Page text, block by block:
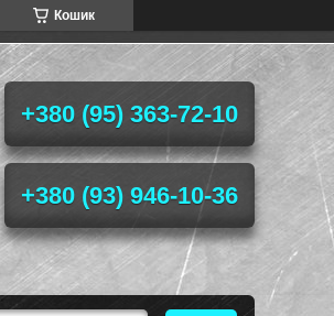
Кошик
+380 (95) 363-72-10
+380 (93) 946-10-36